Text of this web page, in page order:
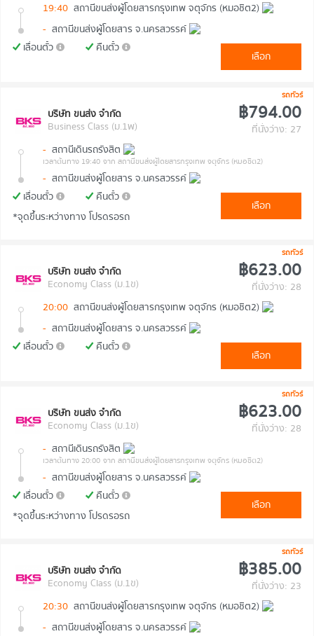
19:40 สถานีขนส่งผู้โดยสารกรุงเทพ จตุจักร (หมอชิต2)
- สถานีขนส่งผู้โดยสาร จ.นครสวรรค์
เลื่อนตั๋ว
คืนตั๋ว
เลือก
รถทัวร์
บริษัท ขนส่ง จำกัด
Business Class (ม.1พ)
฿794.00
ที่นั่งว่าง: 27
- สถานีเดินรถรังสิต
เวลาต้นทาง 19:40 จาก สถานีขนส่งผู้โดยสารกรุงเทพ จตุจักร (หมอชิต2)
- สถานีขนส่งผู้โดยสาร จ.นครสวรรค์
เลื่อนตั๋ว
คืนตั๋ว
*จุดขึ้นระหว่างทาง โปรดรอรถ
เลือก
รถทัวร์
บริษัท ขนส่ง จำกัด
Economy Class (ม.1ข)
฿623.00
ที่นั่งว่าง: 28
20:00 สถานีขนส่งผู้โดยสารกรุงเทพ จตุจักร (หมอชิต2)
- สถานีขนส่งผู้โดยสาร จ.นครสวรรค์
เลื่อนตั๋ว
คืนตั๋ว
เลือก
รถทัวร์
บริษัท ขนส่ง จำกัด
Economy Class (ม.1ข)
฿623.00
ที่นั่งว่าง: 28
- สถานีเดินรถรังสิต
เวลาต้นทาง 20:00 จาก สถานีขนส่งผู้โดยสารกรุงเทพ จตุจักร (หมอชิต2)
- สถานีขนส่งผู้โดยสาร จ.นครสวรรค์
เลื่อนตั๋ว
คืนตั๋ว
*จุดขึ้นระหว่างทาง โปรดรอรถ
เลือก
รถทัวร์
บริษัท ขนส่ง จำกัด
Economy Class (ม.1ข)
฿385.00
ที่นั่งว่าง: 23
20:30 สถานีขนส่งผู้โดยสารกรุงเทพ จตุจักร (หมอชิต2)
- สถานีขนส่งผู้โดยสาร จ.นครสวรรค์